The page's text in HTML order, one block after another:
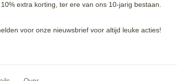
uitbreding mogelijk met de Hobby
extra korting, ter ere van ons 10-jarig bestaan.
voor onze nieuwsbrief voor altijd leuke acties!